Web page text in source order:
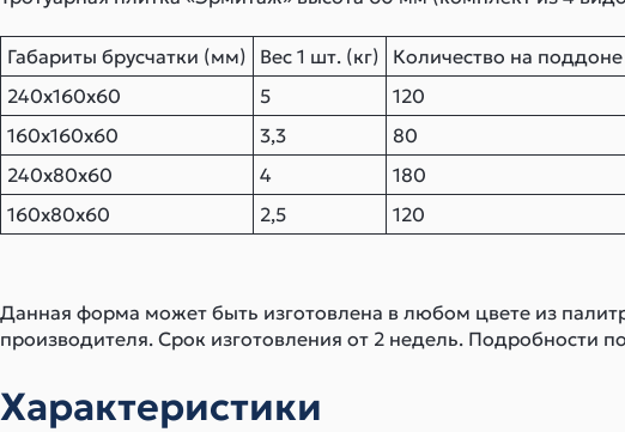
Габариты брусчатки (мм) Вес 1 шт. (кг)
Количество на
240х160х60
5
120
160х160х60
3,3
80
240х80х60
4
180
160х80х60
2,5 120
Данная форма может быть изготовлена в любом цвете из
производителя. Срок изготовления от 2 недель. Подробности
Характеристики